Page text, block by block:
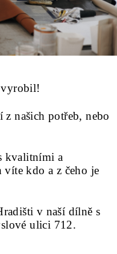
našich potřeb, nebo
kvalitními a
víte kdo a z čeho je
v naší dílně s
ulici 712.